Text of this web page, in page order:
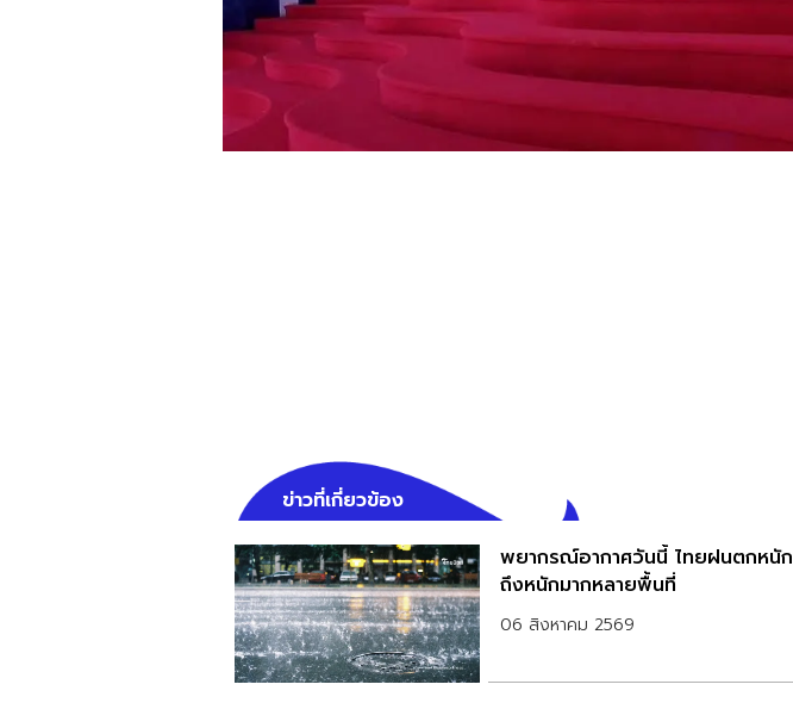
ข่าวที่เกี่ยวข้อง
พยากรณ์อากาศวันนี้ ไทยฝนตกหนัก
ถึงหนักมากหลายพื้นที่
06 สิงหาคม 2569